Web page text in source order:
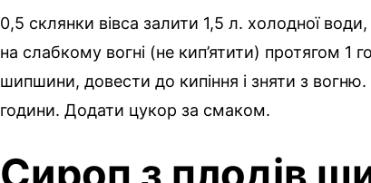
0,5 склянки вівса залити 1,5 л. холодної
на слабкому вогні (не кип’ятити) протягом 1
шипшини, довести до кипіння і зняти з
години. Додати цукор за смаком.